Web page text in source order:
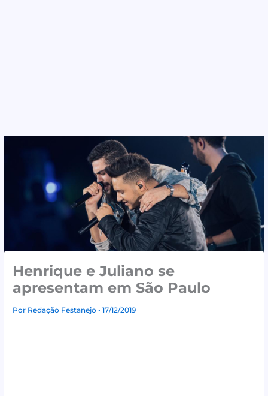
Henrique e Juliano se
apresentam em São Paulo
Por Redação Festanejo• 17/12/2019